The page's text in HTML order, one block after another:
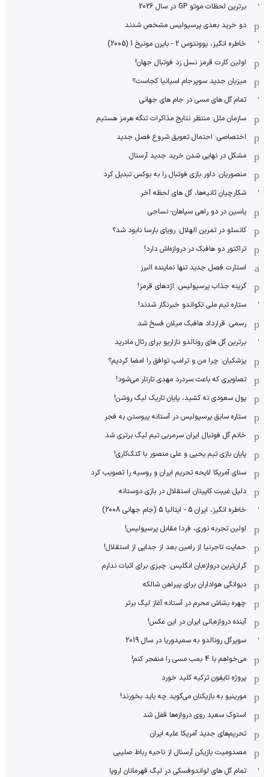
برترین لحظات موتو GP در سال 2026
دو خرید بعدی پرسپولیس مشخص شدند
خاطره انگیز، یوونتوس 2 - بایرن مونیخ 1 (2005)
اولین کارت قرمز نسل زد فوتبال جهان!
میزبان جدید سوپرجام اسپانیا کجاست؟
تمام گل های مسی در جام های جهانی
سازمان ملل: منتظر نتایج مذاکرات تنگه هرمز هستیم
اختصاصی: احتمال تعویق شروع فصل جدید
مشکل در نهایی شدن خرید جدید آرسنال
منصوریان: داور بازی فوتبال را به بوکس تبدیل کرد
شکارچیان ثانیه‌ها، گل های لحظه آخر
یاسین در دو راهی سپاهان- نساجی
کانسلو در تمرین الهلال: رویای بارسا نابود شد؟
تراکتور دو هافبک در دروازه‌اش دارد!
استارت فصل جدید تنها نماینده البرز
گزینه جذاب پرسپولیس: اژدهای قرمز!
ستاره تیم ملی تکواندو خبرنگار شدند!
رسمی: قرارداد هافبک میلان فسخ شد
برترین گل های رونالدو نازاریو برای رئال مادرید
پزشکیان: چرا من و ترامپ توافق را امضا کردیم؟
تصاویری که باعث سردرد مهدی تارتار می‌شود!
پول سعودی ته کشید، پایان تاریک لیگ روشن!
ستاره سابق پرسپولیس در آستانه پیوستن به فجر
خانم گل فوتبال ایران سرمربی تیم لیگ برتری شد
پایان بازی تیم یحیی و علی منصور با کتک‌کاری!
سنای آمریکا لایحه تحریم ایران و روسیه را تصویب کرد
دلیل غیبت کاپیتان استقلال در بازی دوستانه
خاطره انگیز، ایران 5 - ایتالیا 5 (جام جهانی 2008)
اولین تجربه نوری، فردا مقابل پرسپولیس!
حمایت تاجرنیا از رامین بعد از جدایی از استقلال!
گران‌ترین دروازه‌بان انگلیس: چیزی برای اثبات ندارم
دیوانگی هواداران برای پیراهن شالکه
چهره بشاش محرم در آستانه آغاز لیگ برتر
آینده دروازه‌بانی ایران در این عکس!
سوپرگل رونالدو به سمپدوریا در سال 2019
می‌خواهم با 4 بمب مسی را منفجر کنم!
پروژه تایفون ترکیه کلید خورد
مورینیو به بازیکنان می‌گوید چه باید بخورند!
استوک سعید روی دروازه‌ها قفل شد
تحریم‌های جدید آمریکا علیه ایران
مصدومیت بازیکن آرسنال از ناحیه رباط صلیبی
تمام گل های لواندوفسکی در لیگ قهرمانان اروپا